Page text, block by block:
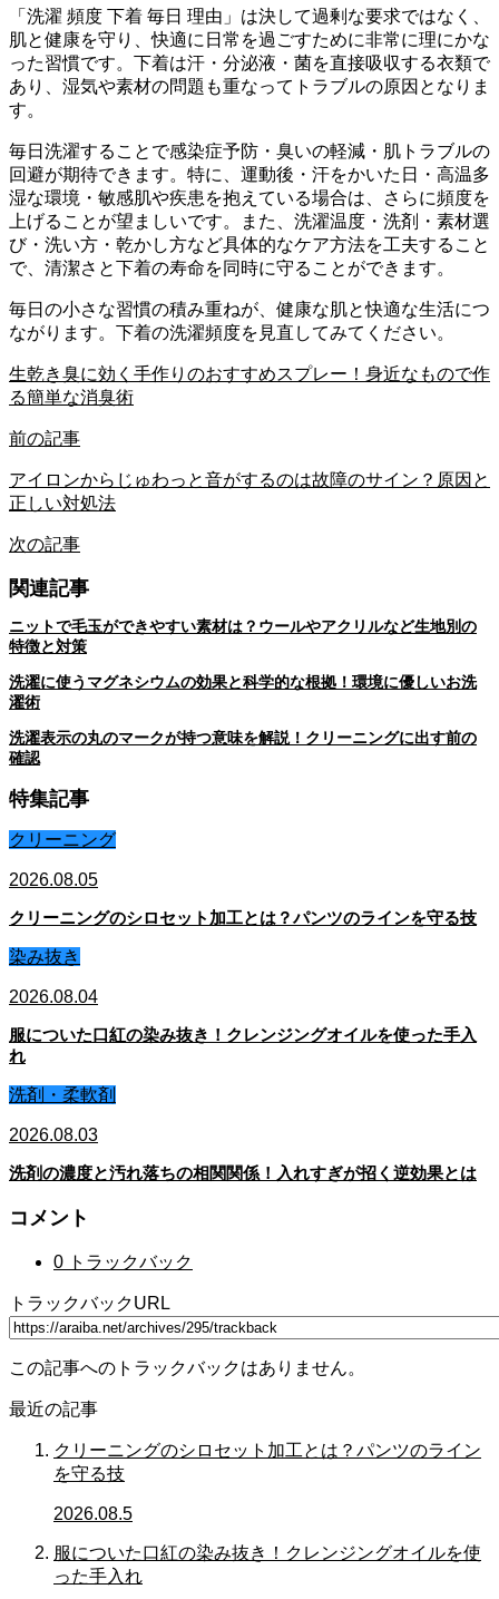
「洗濯 頻度 下着 毎日 理由」は決して過剰な要求ではなく、
肌と健康を守り、快適に日常を過ごすために非常に理にかな
った習慣です。下着は汗・分泌液・菌を直接吸収する衣類で
あり、湿気や素材の問題も重なってトラブルの原因となりま
す。
毎日洗濯することで感染症予防・臭いの軽減・肌トラブルの
回避が期待できます。特に、運動後・汗をかいた日・高温多
湿な環境・敏感肌や疾患を抱えている場合は、さらに頻度を
上げることが望ましいです。また、洗濯温度・洗剤・素材選
び・洗い方・乾かし方など具体的なケア方法を工夫すること
で、清潔さと下着の寿命を同時に守ることができます。
毎日の小さな習慣の積み重ねが、健康な肌と快適な生活につ
ながります。下着の洗濯頻度を見直してみてください。
生乾き臭に効く手作りのおすすめスプレー！身近なもので作
る簡単な消臭術
前の記事
アイロンからじゅわっと音がするのは故障のサイン？原因と
正しい対処法
次の記事
関連記事
ニットで毛玉ができやすい素材は？ウールやアクリルなど生地別の
特徴と対策
洗濯に使うマグネシウムの効果と科学的な根拠！環境に優しいお洗
濯術
洗濯表示の丸のマークが持つ意味を解説！クリーニングに出す前の
確認
特集記事
クリーニング
2026.08.05
クリーニングのシロセット加工とは？パンツのラインを守る技
染み抜き
2026.08.04
服についた口紅の染み抜き！クレンジングオイルを使った手入
れ
洗剤・柔軟剤
2026.08.03
洗剤の濃度と汚れ落ちの相関関係！入れすぎが招く逆効果とは
コメント
0 トラックバック
トラックバックURL
この記事へのトラックバックはありません。
最近の記事
クリーニングのシロセット加工とは？パンツのライン
を守る技
2026.08.5
服についた口紅の染み抜き！クレンジングオイルを使
った手入れ